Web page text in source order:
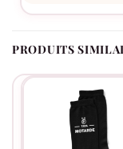
PRODUITS